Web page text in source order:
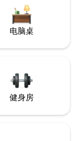
电脑桌
健身房